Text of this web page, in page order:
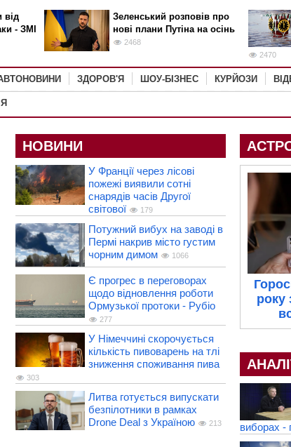
від
- ЗМІ
Зеленський розповів про
нові плани Путіна на осінь
2468
2470
ЗДОРОВ'Я ШОУ-БІЗНЕС КУРЙОЗИ
НОВИНИ
У Франції через лісові
пожежі виявили сотні
снарядів часів Другої
світової
179
Потужний вибух на заводі в
Пермі накрив місто густим
чорним димом
1066
Є прогрес в переговорах
щодо відновлення роботи
Ормузької протоки - Рубіо
277
У Німеччині скорочується
кількість пивоварень на тлі
зниження споживання пива
303
Литва готується випускати
безпілотники в рамках
Drone Deal з Україною
213
року
виборах -